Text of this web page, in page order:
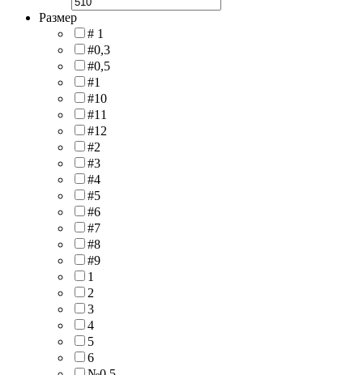
Размер
# 1
#0,3
#0,5
#1
#10
#11
#12
#2
#3
#4
#5
#6
#7
#8
#9
1
2
3
4
5
6